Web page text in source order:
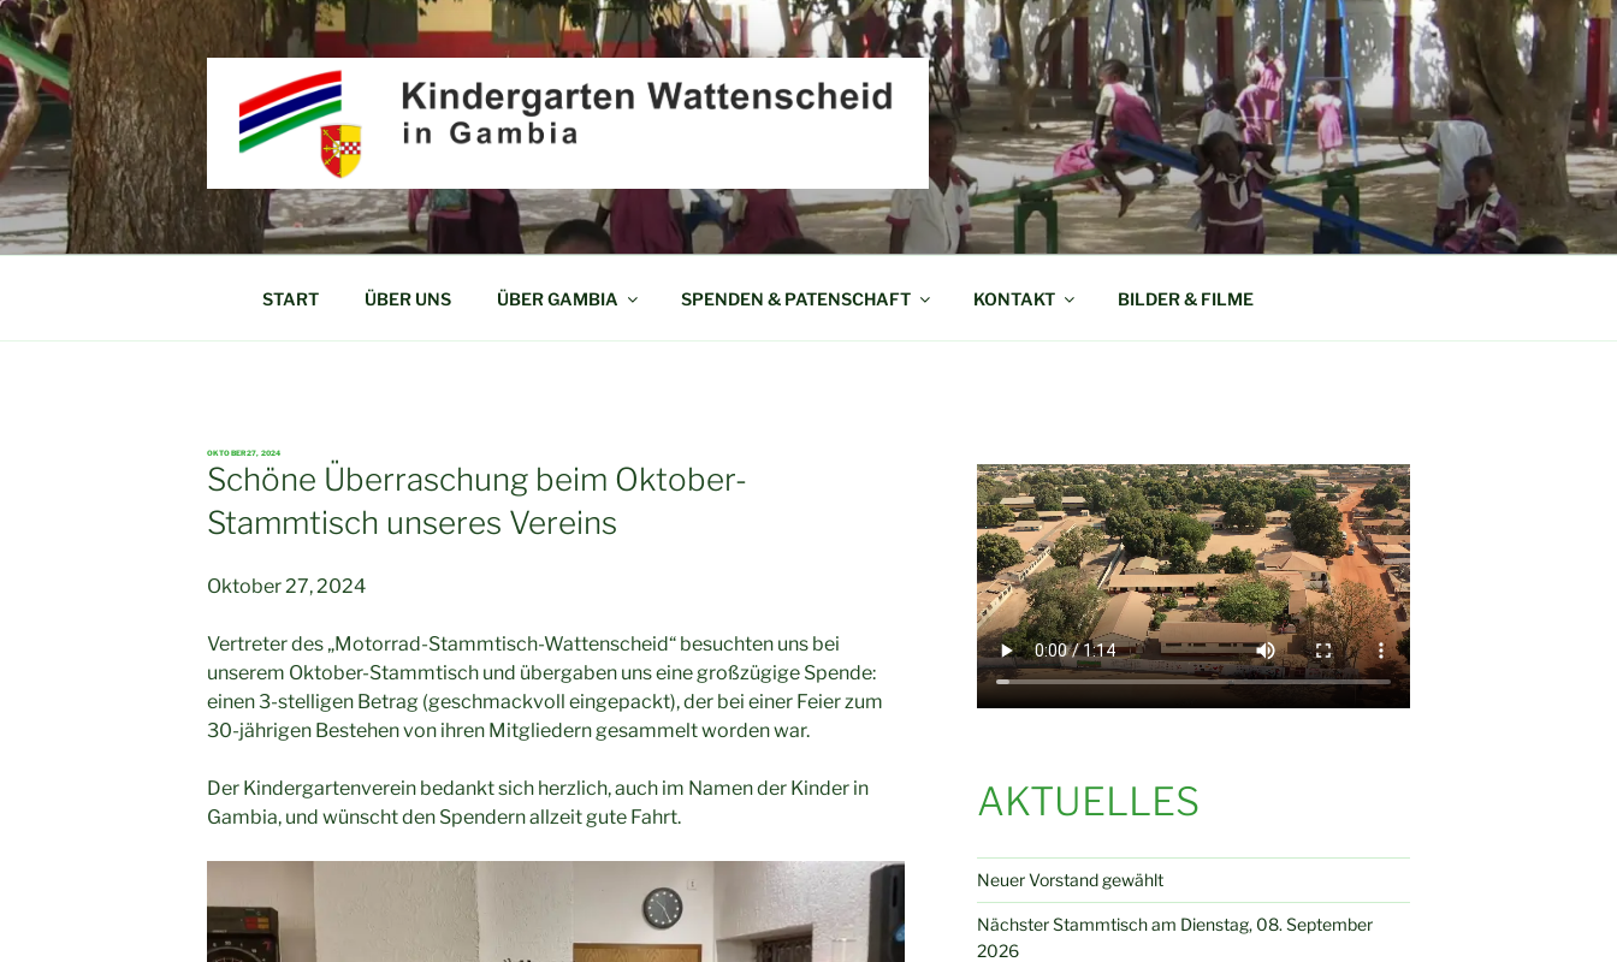
Zum
Inhalt
springen
KINDERGARTEN WATTENSCHEID IN GAMBIA
Partner für Afrika e.V.
START ÜBER UNS ÜBER GAMBIA SPENDEN & PATENSCHAFT KONTAKT BILDER & FILME
VERÖFFENTLICHT
OKTOBER 27, 2024
Schöne Überraschung beim Oktober-
Stammtisch unseres Vereins
Oktober 27, 2024
Vertreter des „Motorrad-Stammtisch-Wattenscheid“ besuchten uns bei
unserem Oktober-Stammtisch und übergaben uns eine großzügige Spende:
einen 3-stelligen Betrag (geschmackvoll eingepackt), der bei einer Feier zum
30-jährigen Bestehen von ihren Mitgliedern gesammelt worden war.
Der Kindergartenverein bedankt sich herzlich, auch im Namen der Kinder in
Gambia, und wünscht den Spendern allzeit gute Fahrt.
AKTUELLES
Neuer Vorstand gewählt
Nächster Stammtisch am Dienstag, 08. September
2026